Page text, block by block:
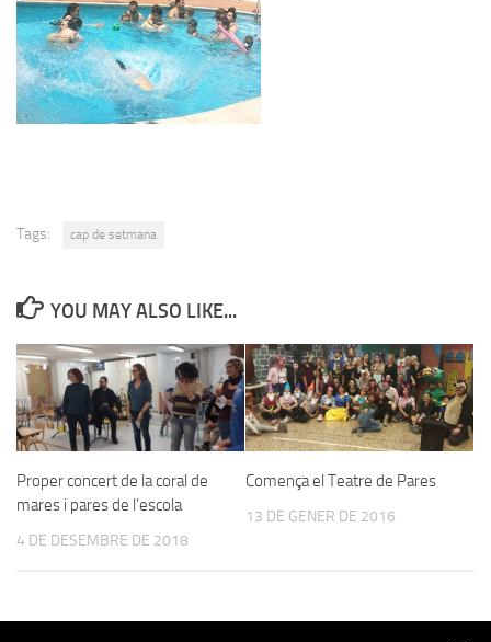
Tags: cap de setmana
YOU MAY ALSO LIKE...
Proper concert de la coral de
mares i pares de l’escola
4 DE DESEMBRE DE 2018
Comença el Teatre de Pares
13 DE GENER DE 2016